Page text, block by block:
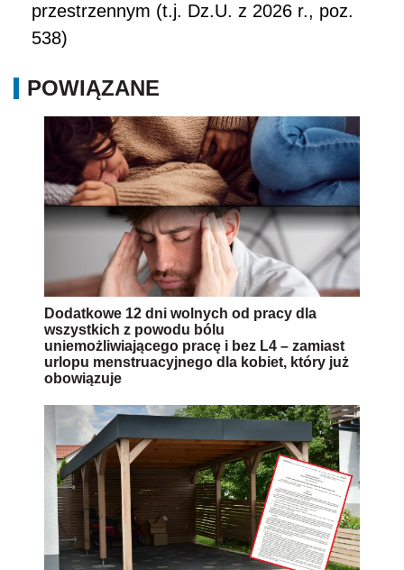
przestrzennym (t.j. Dz.U. z 2026 r., poz.
538)
POWIĄZANE
Dodatkowe 12 dni wolnych od pracy dla
wszystkich z powodu bólu
uniemożliwiającego pracę i bez L4 – zamiast
urlopu menstruacyjnego dla kobiet, który już
obowiązuje